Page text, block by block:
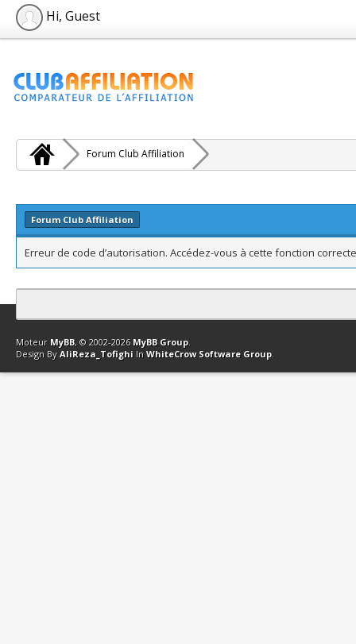
Hi, Guest
Forum Club Affiliation
Forum Club Affiliation
Erreur de code d’autorisation. Accédez-vous à cette fonction
Contact Club Affiliation Retourner en haut Version bas-débit
Moteur MyBB, © 2002-2026 MyBB Group.
Design By AliReza_Tofighi In WhiteCrow Software Group.